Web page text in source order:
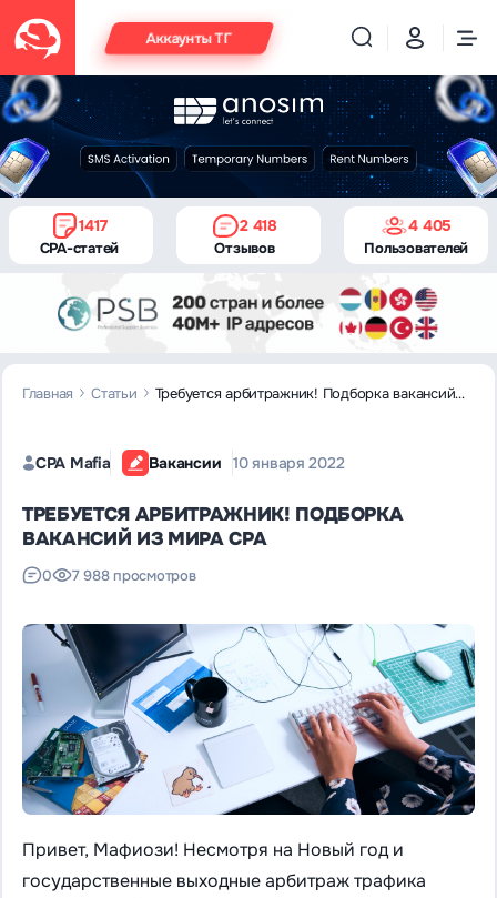
Аккаунты ТГ
1417
CPA-статей
2 418
Отзывов
4 405
Пользователей
Главная Статьи
Требуется арбитражник! Подборка вакансий
CPA Mafia Вакансии 10 января 2022
ТРЕБУЕТСЯ АРБИТРАЖНИК! ПОДБОРКА
ВАКАНСИЙ ИЗ МИРА CPA
0 7 988 просмотров
Привет, Мафиози! Несмотря на Новый год и
государственные выходные арбитраж трафика